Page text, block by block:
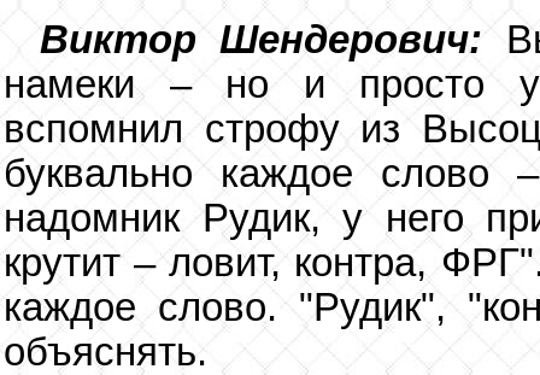
Виктор Шендерович:
намеки – но и просто
вспомнил строфу из
буквально каждое слово
надомник Рудик, у него
крутит – ловит, контра,
каждое слово. "Рудик",
объяснять.